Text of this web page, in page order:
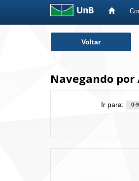
Voltar
Navegando
Ir para: 0-9